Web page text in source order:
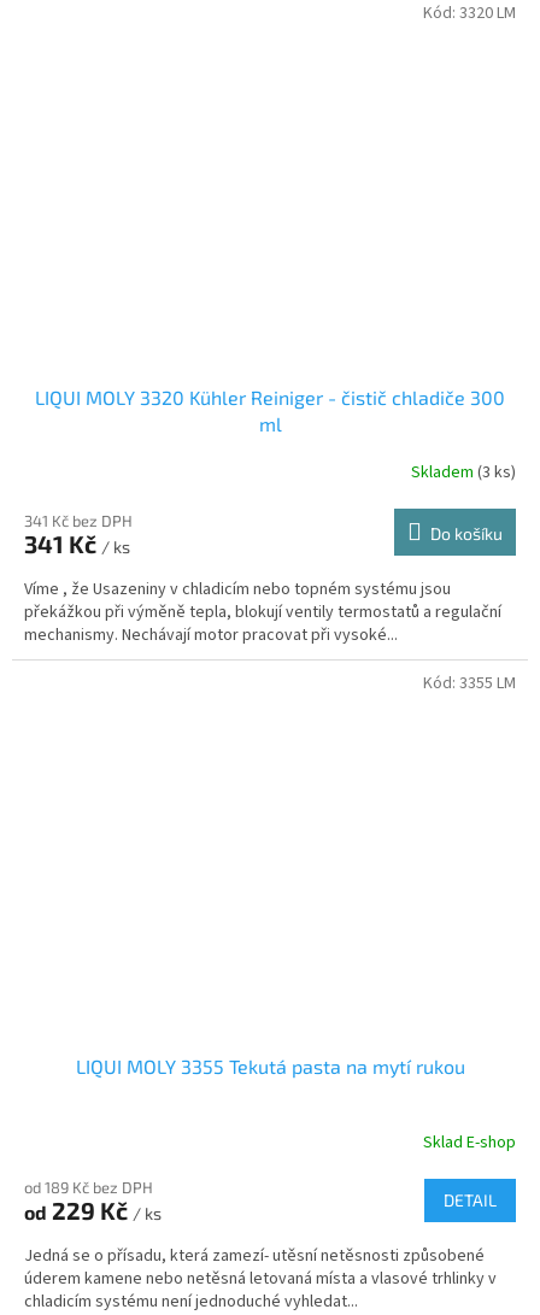
LIQUI MOLY 3320 Kühler Reiniger - čistič chladiče 300
ml
Skladem (3 ks)
341 Kč bez DPH
341 Kč / ks
Do košíku
Víme , že Usazeniny v chladicím nebo topném systému jsou
překážkou při výměně tepla, blokují ventily termostatů a regulační
mechanismy. Nechávají motor pracovat při vysoké...
Kód: 3320 LM
LIQUI MOLY 3355 Tekutá pasta na mytí rukou
Sklad E-shop
od 189 Kč bez DPH
od 229 Kč / ks
DETAIL
Jedná se o přísadu, která zamezí- utěsní netěsnosti způsobené
úderem kamene nebo netěsná letovaná místa a vlasové trhlinky v
chladicím systému není jednoduché vyhledat...
Kód: 3355 LM